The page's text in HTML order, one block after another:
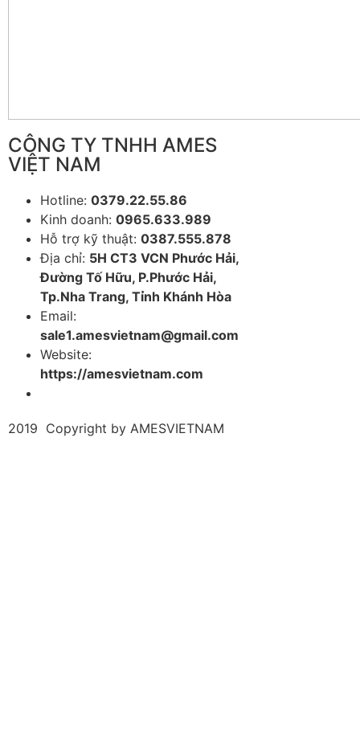
CÔNG TY TNHH AMES
VIỆT NAM
Hotline: 0379.22.55.86
Kinh doanh: 0965.633.989
Hỗ trợ kỹ thuật: 0387.555.878
Địa chỉ: 5H CT3 VCN Phước Hải,
Đường Tố Hữu, P.Phước Hải,
Tp.Nha Trang, Tỉnh Khánh Hòa
Email:
sale1.amesvietnam@gmail.com
Website:
https://amesvietnam.com
2019 Copyright by AMESVIETNAM